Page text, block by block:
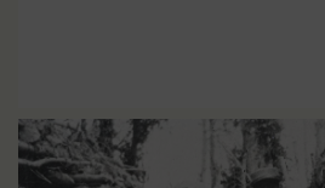
Tout savoir sur la Grande
Guerre